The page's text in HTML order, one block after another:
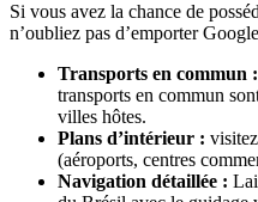
Si vous avez la chance de
n’oubliez pas d’emporter
Transports en commun :
transports en commun
villes hôtes.
Plans d’intérieur :
(aéroports, centres
Navigation détaillée :